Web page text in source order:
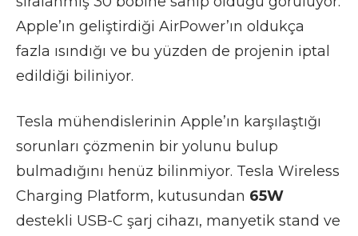
Apple’ın geliştirdiği AirPower’ın oldukça
fazla ısındığı ve bu yüzden de projenin iptal
edildiği biliniyor.
Tesla mühendislerinin Apple’ın karşılaştığı
sorunları çözmenin bir yolunu bulup
bulmadığını henüz bilinmiyor. Tesla Wireless
Charging Platform, kutusundan 65W
destekli USB-C şarj cihazı, manyetik stand ve